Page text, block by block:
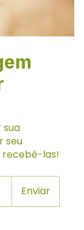
sua
seu
recebê-las!